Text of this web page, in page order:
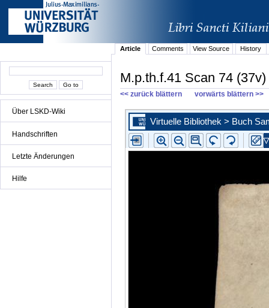
Über LSKD-Wiki
Handschriften
Letzte Änderungen
Hilfe
Article Comments View Source History
M.p.th.f.41 Scan 74 (37v)
<< zurück blättern vorwärts blättern >>